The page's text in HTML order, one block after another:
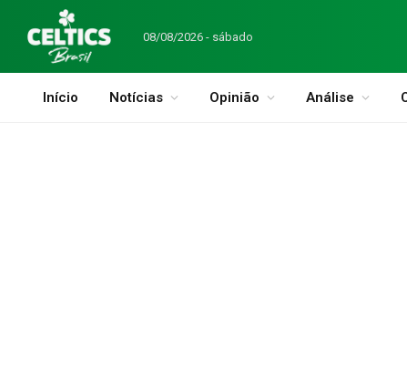
08/08/2026 - sábado
Início Notícias Opinião Análise